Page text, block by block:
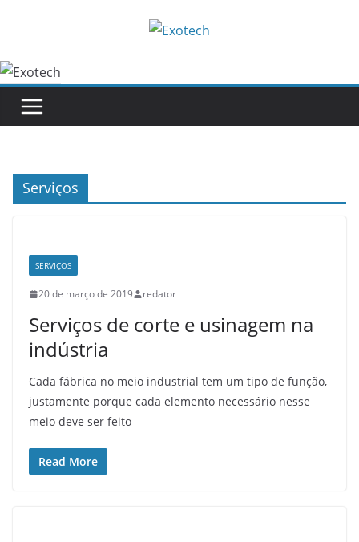
conteúdo
Serviços
SERVIÇOS
20 de março de 2019 redator
Serviços de corte e usinagem na
indústria
Cada fábrica no meio industrial tem um tipo de função,
justamente porque cada elemento necessário nesse
meio deve ser feito
Read More